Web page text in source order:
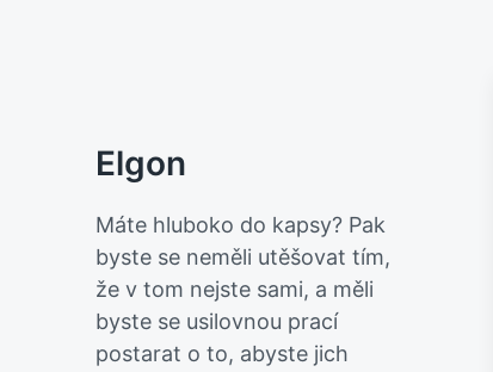
Elgon
Máte hluboko do kapsy? Pak
byste se neměli utěšovat tím,
že v tom nejste sami, a měli
byste se usilovnou prací
postarat o to, abyste jich